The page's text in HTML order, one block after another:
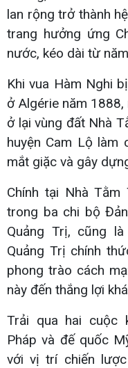
lan rộng trở thành
trang hưởng ứng
nước, kéo dài từ
Khi vua Hàm Nghi
ở Algérie năm
ở lại vùng đất Nhà
huyện Cam Lộ làm
mắt giặc và gây
Chính tại Nhà
trong ba chi bộ
Quảng Trị, cũng
Quảng Trị chính
phong trào cách
này đến thắng lợi
Trải qua hai cuộc
Pháp và đế quốc
với vị trí chiến